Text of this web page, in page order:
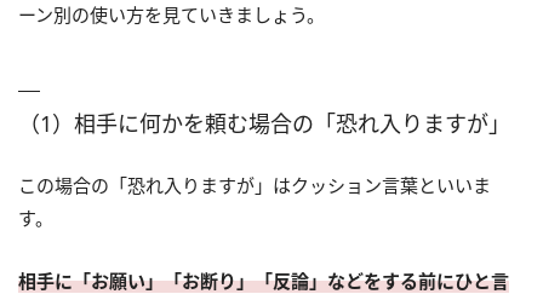
ーン別の使い方を見ていきましょう。
（1）相手に何かを頼む場合の「恐れ入りますが」
この場合の「恐れ入りますが」はクッション言葉といいま
す。
相手に「お願い」「お断り」「反論」などをする前にひと言